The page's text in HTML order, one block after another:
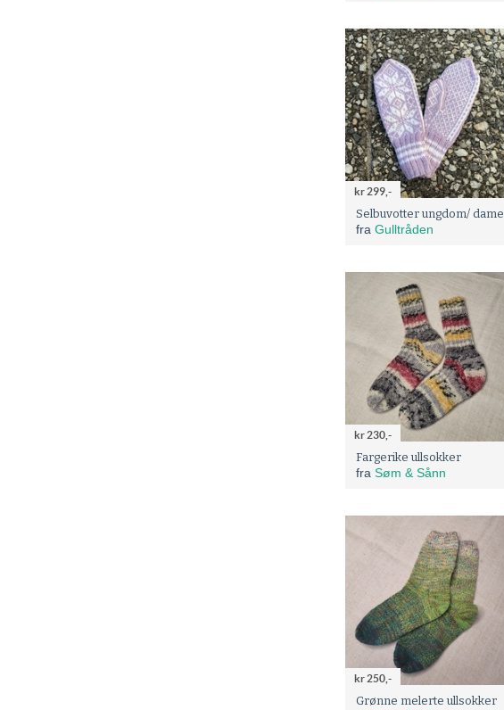
kr 299,-
Selbuvotter ungdom/ dame
fra Gulltråden
kr 230,-
Fargerike ullsokker
fra Søm & Sånn
kr 250,-
Grønne melerte ullsokker